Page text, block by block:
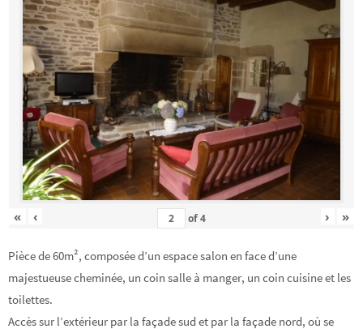
« ‹ of4 › »
Pièce de 60m², composée d’un espace salon en face d’une
majestueuse cheminée, un coin salle à manger, un coin cuisine et les
toilettes.
Accès sur l’extérieur par la façade sud et par la façade nord, où se